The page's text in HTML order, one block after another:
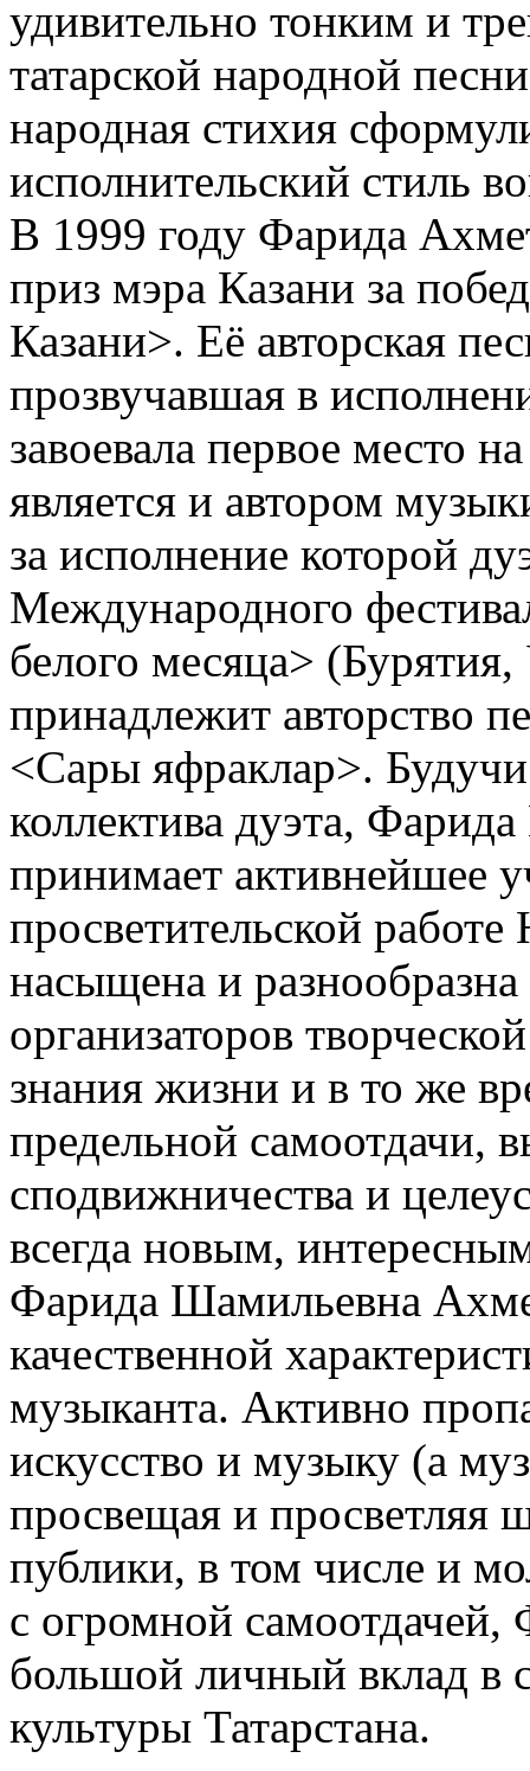
удивительно тонким и
татарской народной
народная стихия
исполнительский стиль
В 1999 году Фарида
приз мэра Казани за
Казани>. Её авторская
прозвучавшая в
завоевала первое место
является и автором
за исполнение которой
Международного
белого месяца>
принадлежит авторство
<Сары яфраклар>.
коллектива дуэта,
принимает активнейшее
просветительской
насыщена и разнообразна
организаторов
знания жизни и в то же
предельной самоотдачи,
сподвижничества и
всегда новым,
Фарида Шамильевна
качественной
музыканта. Активно
искусство и музыку (а
просвещая и просветляя
публики, в том числе и
с огромной
большой личный вклад в
культуры Татарстана.